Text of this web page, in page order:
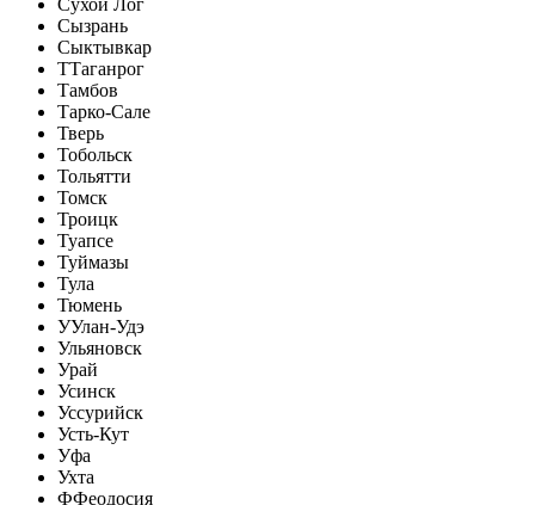
Сухой Лог
Сызрань
Сыктывкар
ТТаганрог
Тамбов
Тарко-Сале
Тверь
Тобольск
Тольятти
Томск
Троицк
Туапсе
Туймазы
Тула
Тюмень
УУлан-Удэ
Ульяновск
Урай
Усинск
Уссурийск
Усть-Кут
Уфа
Ухта
ФФеодосия